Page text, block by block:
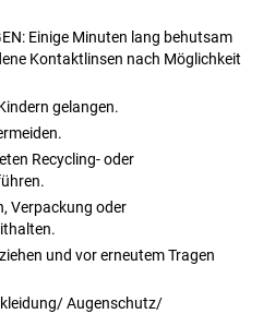
Einige Minuten lang behutsam
Kontaktlinsen nach Möglichkeit
gelangen.
Recycling- oder
Verpackung oder
und vor erneutem Tragen
Augenschutz/